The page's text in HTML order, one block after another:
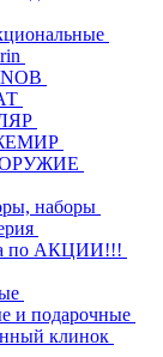
наборы
по АКЦИИ!!!
и подарочные
клинок